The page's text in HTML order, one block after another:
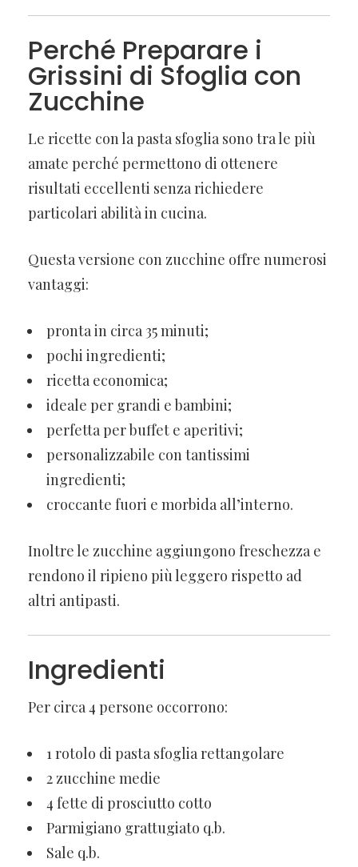
Perché Preparare i
Grissini di Sfoglia con
Zucchine
Le ricette con la pasta sfoglia sono tra le più
amate perché permettono di ottenere
risultati eccellenti senza richiedere
particolari abilità in cucina.
Questa versione con zucchine offre numerosi
vantaggi:
pronta in circa 35 minuti;
pochi ingredienti;
ricetta economica;
ideale per grandi e bambini;
perfetta per buffet e aperitivi;
personalizzabile con tantissimi
ingredienti;
croccante fuori e morbida all’interno.
Inoltre le zucchine aggiungono freschezza e
rendono il ripieno più leggero rispetto ad
altri antipasti.
Ingredienti
Per circa 4 persone occorrono:
1 rotolo di pasta sfoglia rettangolare
2 zucchine medie
4 fette di prosciutto cotto
Parmigiano grattugiato q.b.
Sale q.b.